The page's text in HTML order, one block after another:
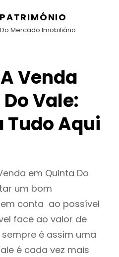
Mercado Imobiliário
Venda
Vale:
Tudo Aqui
em Quinta Do
um bom
conta ao possível
face ao valor de
é assim uma
é cada vez mais